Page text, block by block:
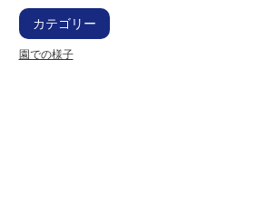
カテゴリー
園での様子